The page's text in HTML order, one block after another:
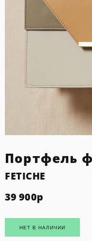
Портфель
FETICHE
39 900р
НЕТ В НАЛИЧИИ